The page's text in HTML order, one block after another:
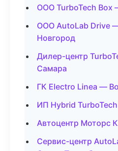
ООО TurboTech Box
ООО AutoLab Drive
Новгород
Дилер-центр
Самара
ГК Electro Linea —
ИП Hybrid
Автоцентр Моторс
Сервис-центр